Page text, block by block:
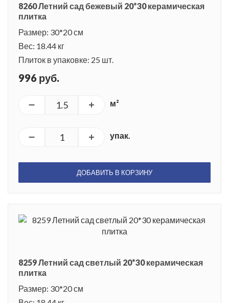
8260 Летний сад бежевый 20*30 керамическая
плитка
Размер: 30*20 см
Вес: 18.44 кг
Плиток в упаковке: 25 шт.
996 руб.
м²
упак.
ДОБАВИТЬ В КОРЗИНУ
8259 Летний сад светлый 20*30 керамическая
плитка
Размер: 30*20 см